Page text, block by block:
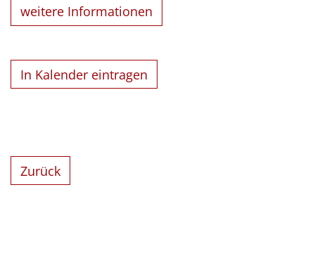
weitere Informationen
In Kalender eintragen
Zurück